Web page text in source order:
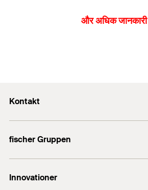
और अधिक जानकारी
Kontakt
info@fischersverige.se
011 31 44 50
fischer Gruppen
fischer infästning
Innovationer